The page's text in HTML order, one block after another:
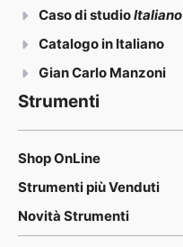
Caso di studioItaliano
Catalogo in Italiano
Gian Carlo Manzoni
Strumenti
Shop OnLine
Strumenti più Venduti
Novità Strumenti